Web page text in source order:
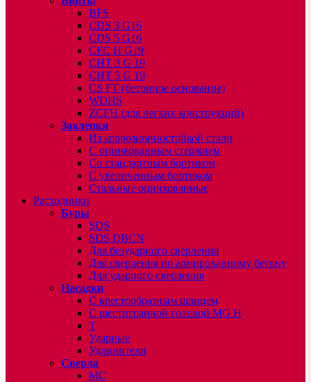
BFS
CDS 3 G16
CDS 5 G16
CFC H G19
CHT 3 G 19
CHT 5 G 19
CS FT (бетонное основание)
WDHS
ZCFH (для легких конструкций)
Заклепки
Из коррозионностойкой стали
С оцинкованным стержнем
Со стандартным бортиком
С увеличенным бортиком
Стальные оцинкованные
Расходники
Буры
SDS
SDS DBCN
Для безударного сверления
Для сверления по армированному бетону
Для ударного сверления
Насадки
С крестообразным шлицем
С шестигранной головой MG H
T
Ударные
Удлинители
Сверла
МС